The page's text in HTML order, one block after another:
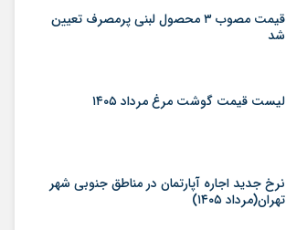
قیمت مصوب ۳ محصول لبنی پرمصرف تعیین
شد
لیست قیمت گوشت مرغ مرداد ۱۴۰۵
نرخ جدید اجاره آپارتمان در مناطق جنوبی شهر
تهران(مرداد ۱۴۰۵)